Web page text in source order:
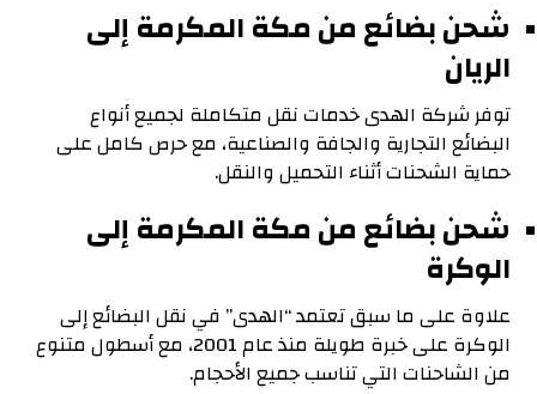
شحن بضائع من مكة المكرمة إلى
الريان
توفر شركة الهدى خدمات نقل متكاملة لجميع أنواع
البضائع التجارية والجافة والصناعية، مع حرص كامل على
حماية الشحنات أثناء التحميل والنقل.
شحن بضائع من مكة المكرمة إلى
الوكرة
علاوة على ما سبق تعتمد “الهدى” في نقل البضائع إلى
الوكرة على خبرة طويلة منذ عام 2001، مع أسطول متنوع
من الشاحنات التي تناسب جميع الأحجام.